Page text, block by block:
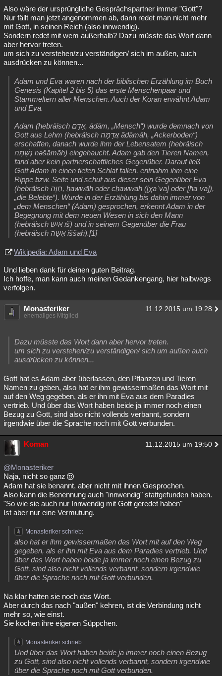
Also wäre der ursprüngliche Gesprächspartner immer "Gott"?
Nur fällt man jetzt angenommen ab, dann redet man nicht mehr
mit Gott, in seinen Reich (also innwendig).
Sondern redet mit wem außerhalb? Dazu müsste das Wort dann
aber hervor treten.
um sich zu verstehen/zu verständigen/ sich im außen, auch
ausdrücken zu können...
Adam und Eva waren nach der biblischen Erzählung im Buch
Genesis (Kapitel 2 bis 5) das erste Menschenpaar und
Stammeltern aller Menschen. Auch der Koran erwähnt Adam
und Eva.
Adam (hebräisch ‏אָדָם‎, ādām, „Mensch“) wurde demnach von
Gott aus Lehm (hebräisch ‏אֲדָמָה‎ ădāmāh, „Ackerboden“)
erschaffen, danach wurde ihm der Lebensatem (hebräisch
‏נְשָׁמָה‎ nəšāmāh) eingehaucht. Adam gab den Tieren Namen,
fand aber kein partnerschaftliches Gegenüber. Darauf ließ
Gott Adam in einen tiefen Schlaf fallen, entnahm ihm eine
Rippe bzw. Seite und schuf aus dieser sein Gegenüber Eva
(hebräisch ‏חַוָּה‎, ḥawwāh oder cḥawwah ([χaˈva] oder [ħaˈva]),
„die Belebte“). Wurde in der Erzählung bis dahin immer von
„dem Menschen“ (Adam) gesprochen, erkennt Adam in der
Begegnung mit dem neuen Wesen in sich den Mann
(hebräisch ‏איִשׁ‎ īš) und in seinem Gegenüber die Frau
(hebräisch ‏אִשָּׁה‎ iššāh).[1]
Wikipedia: Adam und Eva
Und lieben dank für deinen guten Beitrag.
Ich hoffe, man kann auch meinen Gedankengang, hier halbwegs
verfolgen.
Monasteriker 11.12.2015 um 19:28
ehemaliges Mitglied
Dazu müsste das Wort dann aber hervor treten.
um sich zu verstehen/zu verständigen/ sich um außen auch
ausdrücken zu können...
Gott hat es Adam aber überlassen, den Pflanzen und Tieren
Namen zu geben, also hat er ihm gewissermaßen das Wort mit
auf den Weg gegeben, als er ihn mit Eva aus dem Paradies
vertrieb. Und über das Wort haben beide ja immer noch einen
Bezug zu Gott, sind also nicht vollends verbannt, sondern
irgendwie über die Sprache noch mit Gott verbunden.
Koman 11.12.2015 um 19:50
@Monasteriker
Naja, nicht so ganz
Adam hat sie benannt, aber nicht mit ihnen Gesprochen.
Also kann die Benennung auch "innwendig" stattgefunden haben.
"So wie sie auch nur Innwendig mit Gott geredet haben"
Ist aber nur eine Vermutung.
Monasteriker schrieb:
also hat er ihm gewissermaßen das Wort mit auf den Weg
gegeben, als er ihn mit Eva aus dem Paradies vertrieb. Und
über das Wort haben beide ja immer noch einen Bezug zu
Gott, sind also nicht vollends verbannt, sondern irgendwie
über die Sprache noch mit Gott verbunden.
Na klar hatten sie noch das Wort.
Aber durch das nach "außen" kehren, ist die Verbindung nicht
mehr so, wie einst.
Sie kochen ihre eigenen Süppchen.
Monasteriker schrieb:
Und über das Wort haben beide ja immer noch einen Bezug
zu Gott, sind also nicht vollends verbannt, sondern irgendwie
über die Sprache noch mit Gott verbunden.